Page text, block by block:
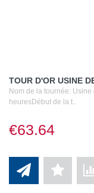
TOUR D'OR USINE
Nom de la tournée:
heuresDébut de la t..
€63.64